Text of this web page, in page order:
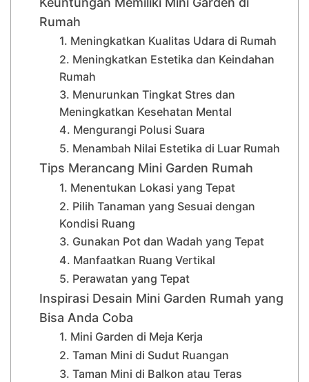
Rumah
1. Meningkatkan Kualitas Udara di Rumah
2. Meningkatkan Estetika dan Keindahan
Rumah
3. Menurunkan Tingkat Stres dan
Meningkatkan Kesehatan Mental
4. Mengurangi Polusi Suara
5. Menambah Nilai Estetika di Luar Rumah
Tips Merancang Mini Garden Rumah
1. Menentukan Lokasi yang Tepat
2. Pilih Tanaman yang Sesuai dengan
Kondisi Ruang
3. Gunakan Pot dan Wadah yang Tepat
4. Manfaatkan Ruang Vertikal
5. Perawatan yang Tepat
Inspirasi Desain Mini Garden Rumah yang
Bisa Anda Coba
1. Mini Garden di Meja Kerja
2. Taman Mini di Sudut Ruangan
3. Taman Mini di Balkon atau Teras